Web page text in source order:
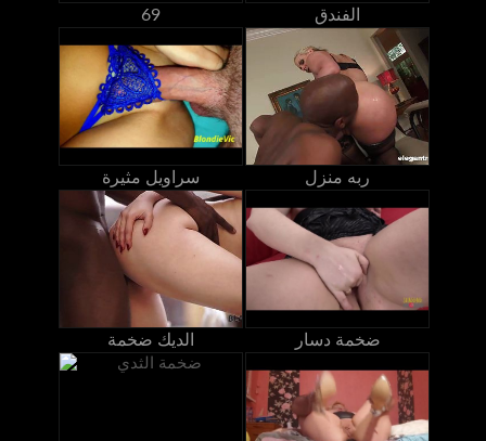
69 الفندق
سراويل مثيرة ربه منزل
الديك ضخمة ضخمة دسار